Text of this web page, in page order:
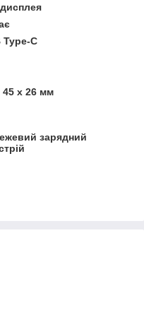
Type-C
45 х 26 мм
зарядний